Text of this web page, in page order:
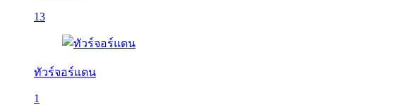
13
ทัวร์จอร์แดน
1